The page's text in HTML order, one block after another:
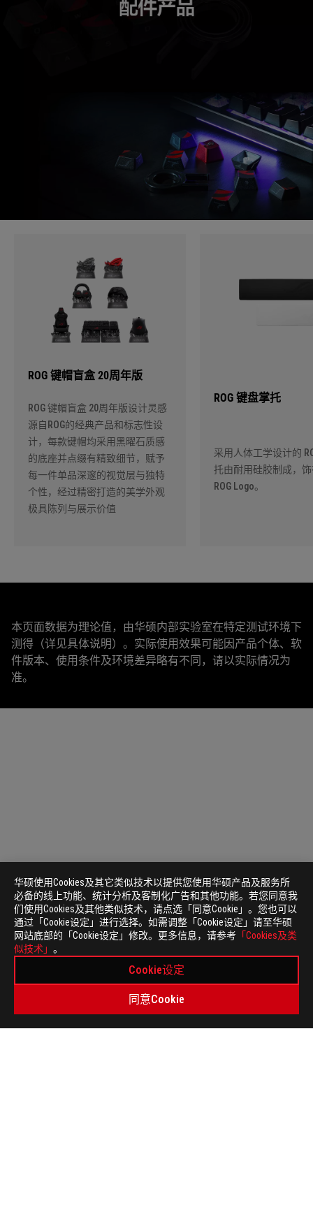
华硕使用Cookies及其它类似技术以提供您使用华硕产品及服务所
必备的线上功能、统计分析及客制化广告和其他功能。若您同意我
们使用Cookies及其他类似技术，请点选「同意Cookie」。您也可以
通过「Cookie设定」进行选择。如需调整「Cookie设定」请至华硕
网站底部的「Cookie设定」修改。更多信息，请参考 「Cookies及类
似技术」 。
Cookie设定
同意Cookie
ROG 键帽盲盒 20周年版
ROG 键帽盲盒 20周年版设计灵感
源自ROG的经典产品和标志性设
计，每款键帽均采用黑曜石质感
的底座并点缀有精致细节，赋予
每一件单品深邃的视觉层与独特
个性，经过精密打造的美学外观
极具陈列与展示价值
ROG 键盘掌托
采用人体工学设计的
托由耐用硅胶制成，
ROG Logo。
本页面数据为理论值，由华硕内部实验室在特定测试环境下
测得（详见具体说明）。实际使用效果可能因产品个体、软
件版本、使用条件及环境差异略有不同，请以实际情况为
准。